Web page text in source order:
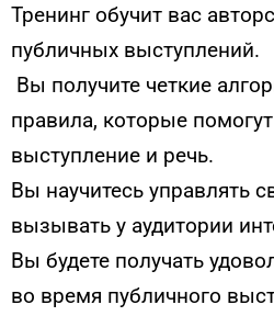
Тренинг обучит вас
публичных выступлений.
Вы получите четкие
правила, которые
выступление и речь.
Вы научитесь управлять
вызывать у аудитории
Вы будете получать
во время публичного